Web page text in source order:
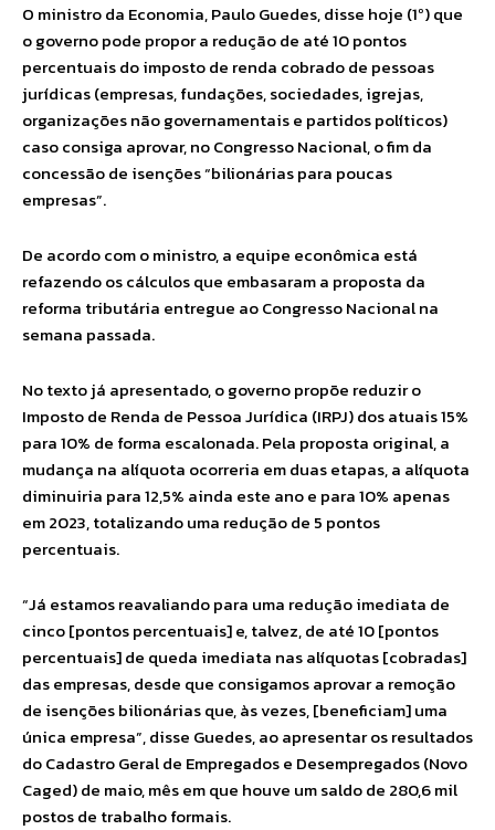
O ministro da Economia, Paulo Guedes, disse hoje (1º) que
o governo pode propor a redução de até 10 pontos
percentuais do imposto de renda cobrado de pessoas
jurídicas (empresas, fundações, sociedades, igrejas,
organizações não governamentais e partidos políticos)
caso consiga aprovar, no Congresso Nacional, o fim da
concessão de isenções “bilionárias para poucas
empresas”.
De acordo com o ministro, a equipe econômica está
refazendo os cálculos que embasaram a proposta da
reforma tributária entregue ao Congresso Nacional na
semana passada.
No texto já apresentado, o governo propõe reduzir o
Imposto de Renda de Pessoa Jurídica (IRPJ) dos atuais 15%
para 10% de forma escalonada. Pela proposta original, a
mudança na alíquota ocorreria em duas etapas, a alíquota
diminuiria para 12,5% ainda este ano e para 10% apenas
em 2023, totalizando uma redução de 5 pontos
percentuais.
“Já estamos reavaliando para uma redução imediata de
cinco [pontos percentuais] e, talvez, de até 10 [pontos
percentuais] de queda imediata nas alíquotas [cobradas]
das empresas, desde que consigamos aprovar a remoção
de isenções bilionárias que, às vezes, [beneficiam] uma
única empresa”, disse Guedes, ao apresentar os resultados
do Cadastro Geral de Empregados e Desempregados (Novo
Caged) de maio, mês em que houve um saldo de 280,6 mil
postos de trabalho formais.